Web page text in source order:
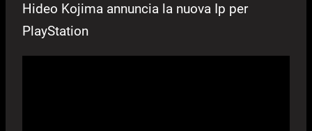
Hideo Kojima annuncia la nuova Ip per
PlayStation